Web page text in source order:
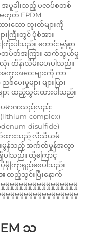
အပူခါးသည့် ပလပ်စတစ်
မဟုတ် EPDM
ထားသော ဘူးတ်များကို
းကြီးတွင် ပုံစံအား
းပါသည်။ ကောင်းမွန်စွာ
စတပ်တ်အကြား ဆက်သွယ်မှု
ထိန်းသိမ်းပေးပါသည်။
ကွာအဝေးများကို ကာ
းမှုများ များပြား
ား ထည့်သွင်းထားပါသည်။
မှုပမာဏသည်လည်း
complex)
disulfide)
တ်ထားသည့် လီသီယမ်
င်းမွန်သည့် အက်တ်မှုန်အလွှာ
ပါသည်။ ထို့ကြောင့်
မိုကြာရှည်စေပါသည်။
ထည့်သွင်းပြီးနောက်
မှုမှုမှုမှုမှုမှုမှုမှုမှုမှုမှုမှုမှုမှုမှုမှု
မှုမှုမှုမှုမှုမှုမှုမှုမှုမှုမှုမှုမှုမှုမှုမှု
သ